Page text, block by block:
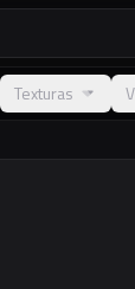
Texturas